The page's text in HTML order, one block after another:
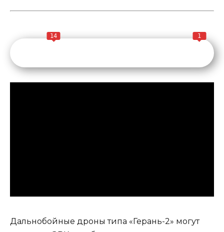
14 1
Дальнобойные дроны типа «Герань-2» могут